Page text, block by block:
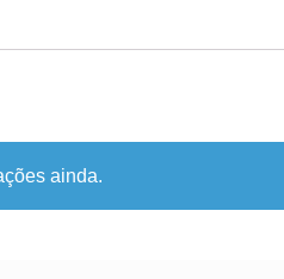
ainda.